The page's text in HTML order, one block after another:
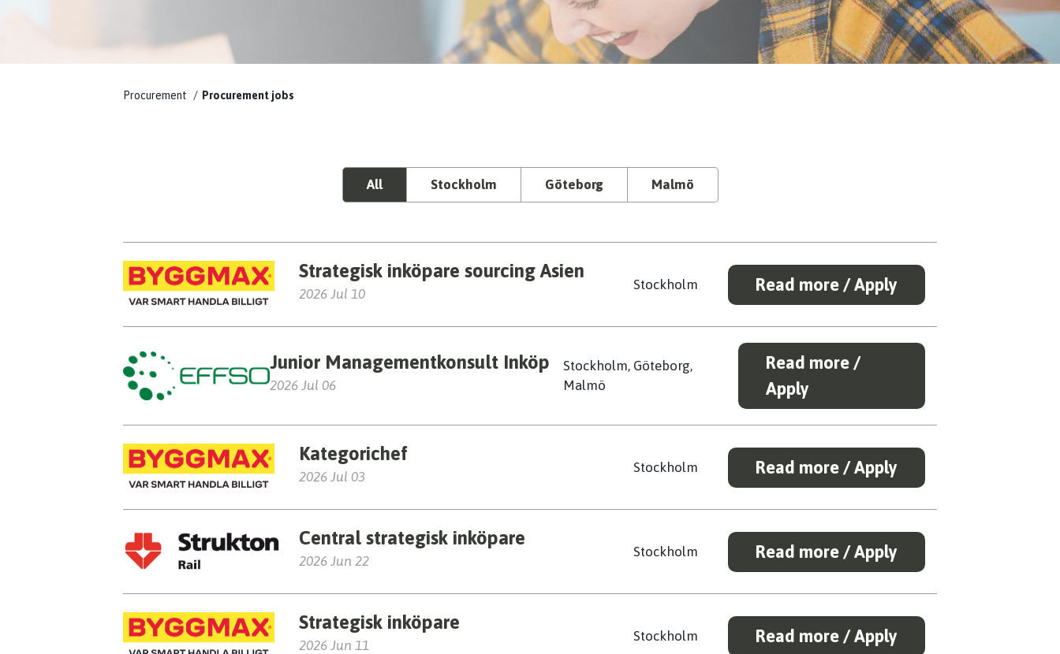
Procurement Procurement jobs
All Stockholm Göteborg Malmö
Strategisk inköpare sourcing Asien
2026 Jul 10
Stockholm Read more / Apply
Junior Managementkonsult Inköp
2026 Jul 06
Stockholm, Göteborg,
Malmö
Read more /
Apply
Kategorichef
2026 Jul 03
Stockholm Read more / Apply
Central strategisk inköpare
2026 Jun 22
Stockholm Read more / Apply
Strategisk inköpare
2026 Jun 11
Stockholm Read more / Apply